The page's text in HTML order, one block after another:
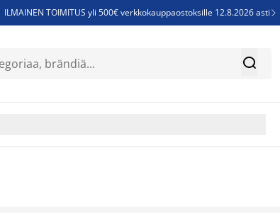
ILMAINEN TOIMITUS yli 500€ verkkokauppaostoksille 12.8.2026 asti 
Sijauspatjoja - Säästä jopa 60% 